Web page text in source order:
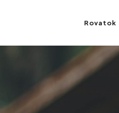
Rovatok